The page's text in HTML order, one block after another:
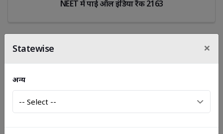
NEET में पाई ऑल इंडिया रैंक 2163
Statewise ×
अन्य